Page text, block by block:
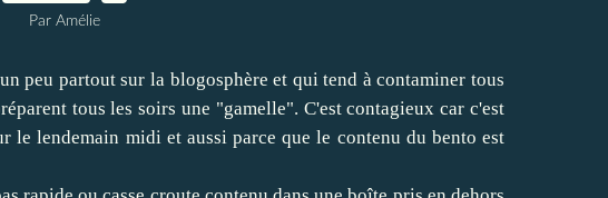
Par Amélie
peu partout sur la blogosphère et qui tend à contaminer tous
tous les soirs une "gamelle". C'est contagieux car c'est
le lendemain midi et aussi parce que le contenu du bento est